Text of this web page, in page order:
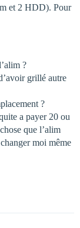
et 2 HDD). Pour
?
grillé autre
?
a payer 20 ou
que l’alim
moi même